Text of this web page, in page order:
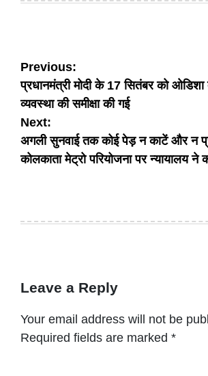
Post
navigation
Previous:
प्रधानमंत्री मोदी के 17 सितंबर को ओडिशा
व्यवस्था की समीक्षा की गई
Next:
अगली सुनवाई तक कोई पेड़ न काटें और न
कोलकाता मेट्रो परियोजना पर न्यायालय ने
Leave a Reply
Your email address will not be
Required fields are marked *